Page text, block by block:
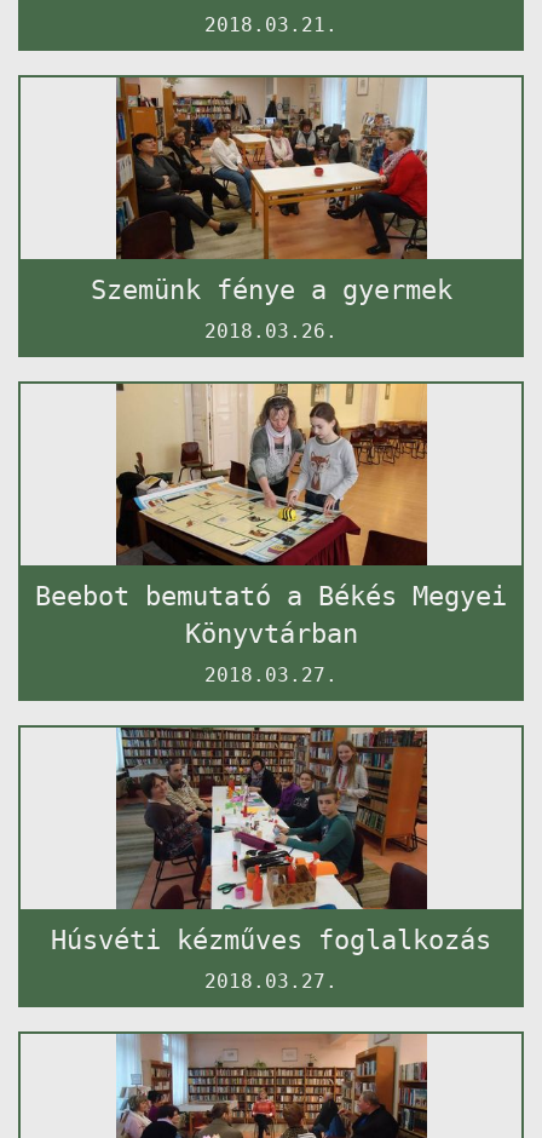
2018.03.21.
Szemünk fénye a gyermek
2018.03.26.
Beebot bemutató a Békés Megyei
Könyvtárban
2018.03.27.
Húsvéti kézműves foglalkozás
2018.03.27.